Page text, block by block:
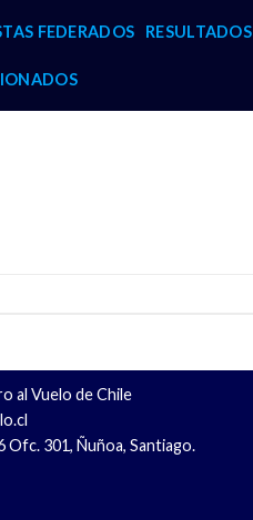
FEDERADOS RESULTADOS
al Vuelo de Chile
Ofc. 301, Ñuñoa, Santiago.